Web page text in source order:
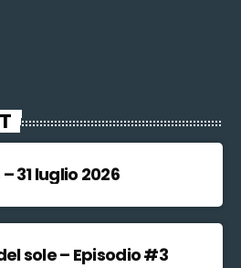
31 luglio 2026
sole – Episodio #3